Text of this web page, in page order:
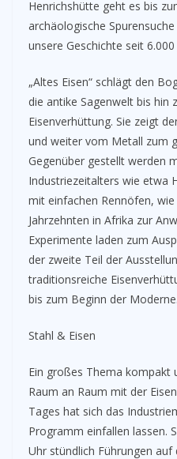
Henrichshütte geht es bis
archäologische
unsere Geschichte seit 6.000
„Altes Eisen“ schlägt den
die antike Sagenwelt bis hin
Eisenverhüttung. Sie zeigt
und weiter vom Metall zum
Gegenüber gestellt werden
Industriezeitalters wie etwa
mit einfachen Rennöfen,
Jahrzehnten in Afrika zur
Experimente laden zum
der zweite Teil der
traditionsreiche
bis zum Beginn der Moderne.
Stahl & Eisen
Ein großes Thema kompakt
Raum an Raum mit der
Tages hat sich das
Programm einfallen lassen.
Uhr stündlich Führungen auf